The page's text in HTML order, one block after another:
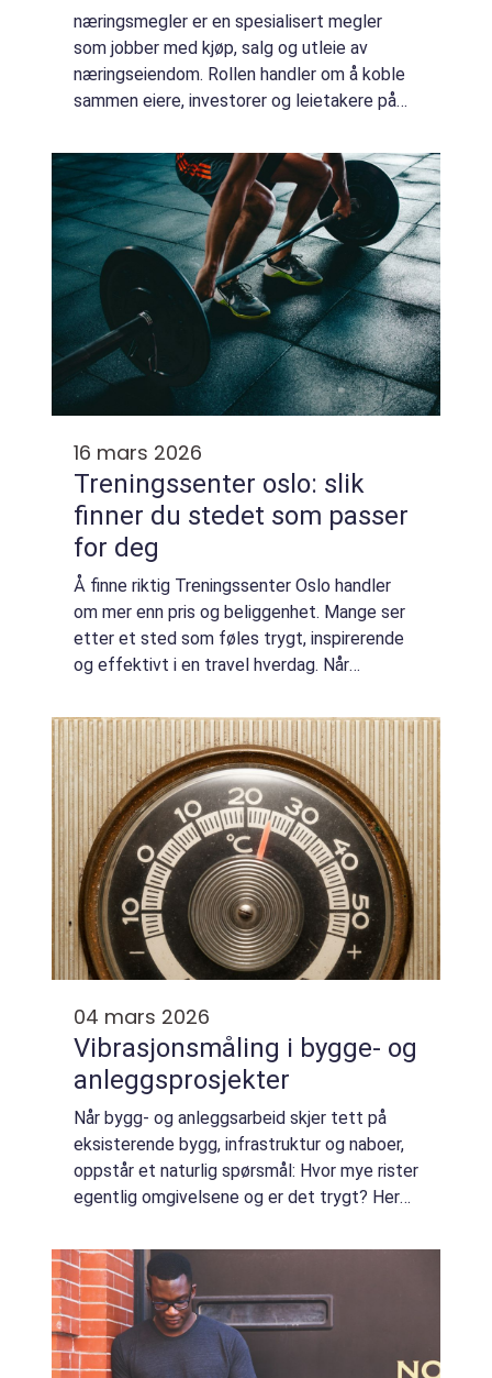
næringsmegler er en spesialisert megler
som jobber med kjøp, salg og utleie av
næringseiendom. Rollen handler om å koble
sammen eiere, investorer og leietakere på
bedrifter opplever at valg av riktige lokaler
får s...
16 mars 2026
Treningssenter oslo: slik
finner du stedet som passer
for deg
Å finne riktig Treningssenter Oslo handler
om mer enn pris og beliggenhet. Mange ser
etter et sted som føles trygt, inspirerende
og effektivt i en travel hverdag. Når
trener de oftere, holder bedre på rutinene
og...
04 mars 2026
Vibrasjonsmåling i bygge- og
anleggsprosjekter
Når bygg- og anleggsarbeid skjer tett på
eksisterende bygg, infrastruktur og naboer,
oppstår et naturlig spørsmål: Hvor mye rister
egentlig omgivelsene og er det trygt? Her
sentralt verktøy. Ved å måle rystelse...